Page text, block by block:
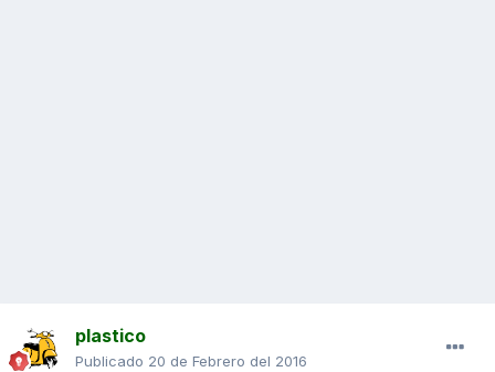
plastico
Publicado 20 de Febrero del 2016